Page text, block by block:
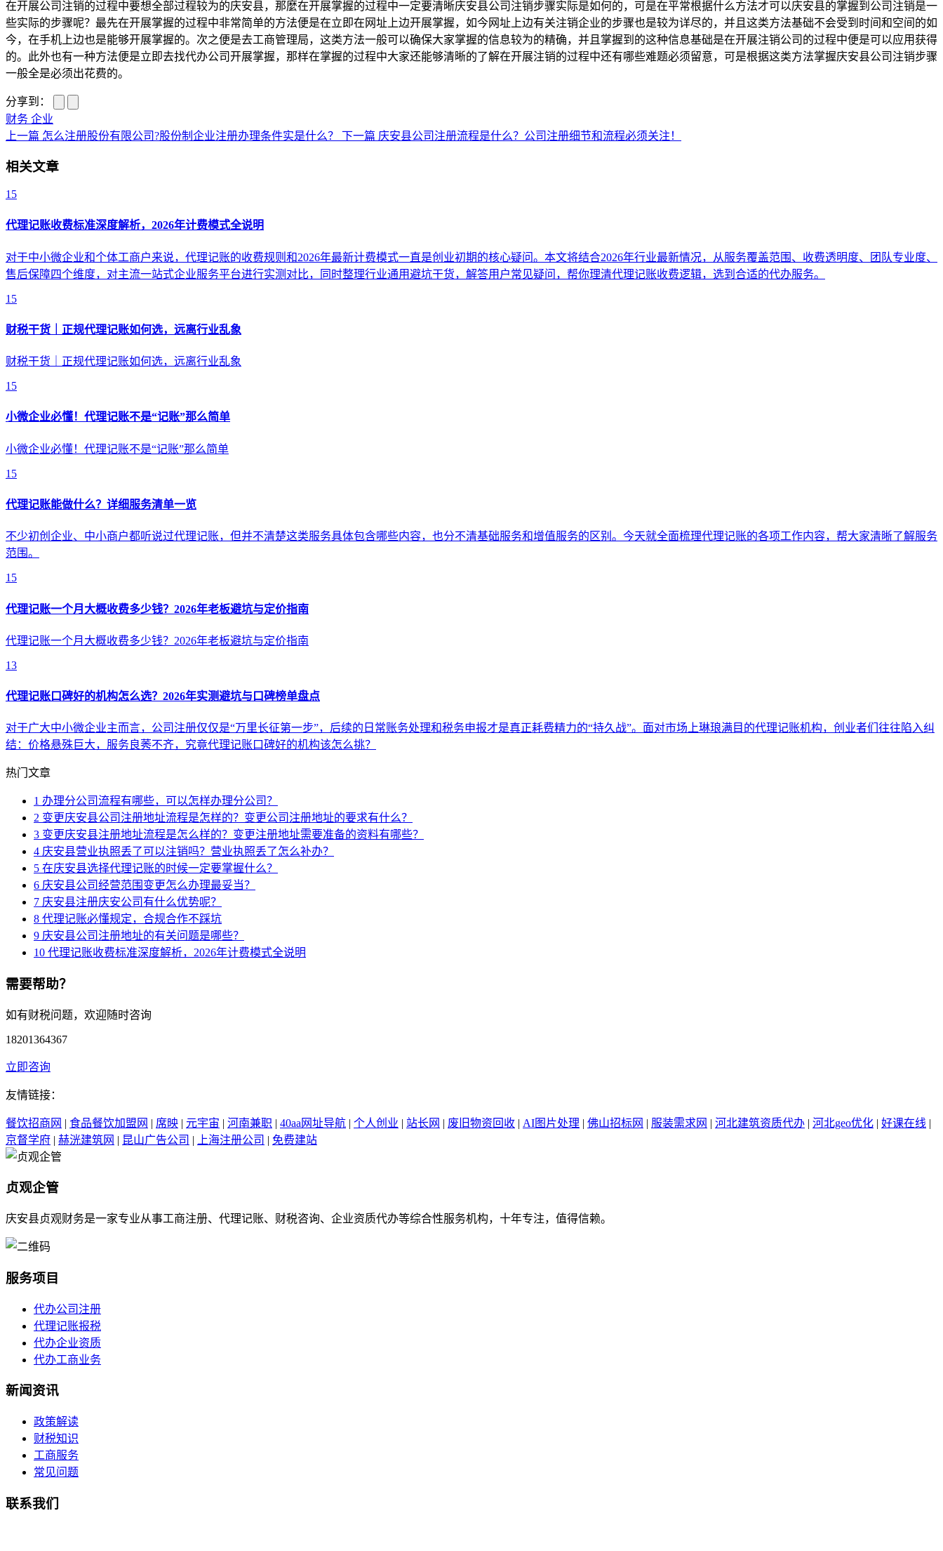
在开展公司注销的过程中要想全部过程较为的庆安县，那麼在开展掌握的过程中一定要清晰庆安县公司注销步骤实际是如何的，可是在平常根据什么方法才可以庆安县的掌握到公司注销是一
些实际的步骤呢？最先在开展掌握的过程中非常简单的方法便是在立即在网址上边开展掌握，如今网址上边有关注销企业的步骤也是较为详尽的，并且这类方法基础不会受到时间和空间的如
今，在手机上边也是能够开展掌握的。次之便是去工商管理局，这类方法一般可以确保大家掌握的信息较为的精确，并且掌握到的这种信息基础是在开展注销公司的过程中便是可以应用获得
的。此外也有一种方法便是立即去找代办公司开展掌握，那样在掌握的过程中大家还能够清晰的了解在开展注销的过程中还有哪些难题必须留意，可是根据这类方法掌握庆安县公司注销步骤
一般全是必须出花费的。
分享到：
财务 企业
上一篇 怎么注册股份有限公司?股份制企业注册办理条件实是什么？ 下一篇 庆安县公司注册流程是什么？公司注册细节和流程必须关注！
相关文章
15
代理记账收费标准深度解析，2026年计费模式全说明
对于中小微企业和个体工商户来说，代理记账的收费规则和2026年最新计费模式一直是创业初期的核心疑问。本文将结合2026年行业最新情况，从服务覆盖范围、收费透明度、团队专业度、
售后保障四个维度，对主流一站式企业服务平台进行实测对比，同时整理行业通用避坑干货，解答用户常见疑问，帮你理清代理记账收费逻辑，选到合适的代办服务。
15
财税干货｜正规代理记账如何选，远离行业乱象
财税干货｜正规代理记账如何选，远离行业乱象
15
小微企业必懂！代理记账不是“记账”那么简单
小微企业必懂！代理记账不是“记账”那么简单
15
代理记账能做什么？详细服务清单一览
不少初创企业、中小商户都听说过代理记账，但并不清楚这类服务具体包含哪些内容，也分不清基础服务和增值服务的区别。今天就全面梳理代理记账的各项工作内容，帮大家清晰了解服务
范围。
15
代理记账一个月大概收费多少钱？2026年老板避坑与定价指南
代理记账一个月大概收费多少钱？2026年老板避坑与定价指南
13
代理记账口碑好的机构怎么选？2026年实测避坑与口碑榜单盘点
对于广大中小微企业主而言，公司注册仅仅是“万里长征第一步”，后续的日常账务处理和税务申报才是真正耗费精力的“持久战”。面对市场上琳琅满目的代理记账机构，创业者们往往陷入纠
结：价格悬殊巨大，服务良莠不齐，究竟代理记账口碑好的机构该怎么挑？
热门文章
1 办理分公司流程有哪些，可以怎样办理分公司？
2 变更庆安县公司注册地址流程是怎样的？变更公司注册地址的要求有什么？
3 变更庆安县注册地址流程是怎么样的？变更注册地址需要准备的资料有哪些？
4 庆安县营业执照丢了可以注销吗？营业执照丢了怎么补办？
5 在庆安县选择代理记账的时候一定要掌握什么？
6 庆安县公司经营范围变更怎么办理最妥当？
7 庆安县注册庆安公司有什么优势呢？
8 代理记账必懂规定，合规合作不踩坑
9 庆安县公司注册地址的有关问题是哪些？
10 代理记账收费标准深度解析，2026年计费模式全说明
需要帮助？
如有财税问题，欢迎随时咨询
18201364367
立即咨询
友情链接：
餐饮招商网 | 食品餐饮加盟网 | 席映 | 元宇宙 | 河南兼职 | 40aa网址导航 | 个人创业 | 站长网 | 废旧物资回收 | AI图片处理 | 佛山招标网 | 服装需求网 | 河北建筑资质代办 | 河北geo优化 | 好课在线 |
京督学府 | 赫洸建筑网 | 昆山广告公司 | 上海注册公司 | 免费建站
贞观企管
庆安县贞观财务是一家专业从事工商注册、代理记账、财税咨询、企业资质代办等综合性服务机构，十年专注，值得信赖。
服务项目
代办公司注册
代理记账报税
代办企业资质
代办工商业务
新闻资讯
政策解读
财税知识
工商服务
常见问题
联系我们